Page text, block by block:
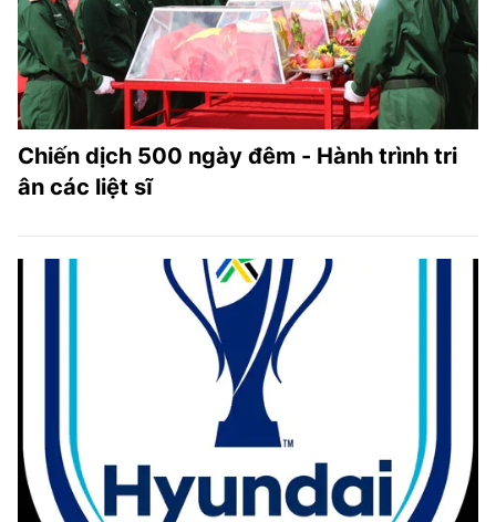
Chiến dịch 500 ngày đêm - Hành trình tri
ân các liệt sĩ